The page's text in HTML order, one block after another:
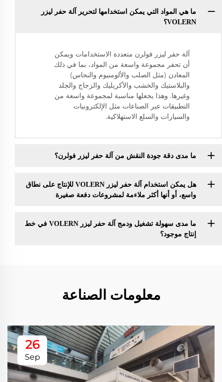
ما هي المواد التي يمكن استخدامها لتحرير آلة حفر ليزر
VOLERN؟
آلة حفر ليزر فولرن متعددة الاستخدامات ويمكن
أن تحفر مجموعة واسعة من المواد، بما في ذلك
المعادن (مثل الصلب والألومنيوم والنحاس)
والبلاستيك والخشب والأكريليك والزجاج والجلد
وغيرها. وهذا يجعلها مناسبة لمجموعة واسعة من
التطبيقات عبر الصناعات مثل الإلكترونيات
والسيارات والسلع الاستهلاكية.
ما مدى دقة جودة النقش من آلة حفر ليزر فولرن؟
هل يمكن استخدام آلة حفر ليزر VOLERN للإنتاج على نطاق
واسع، أو أنها أكثر ملاءمة لمشروعات دفعة صغيرة
ما مدى سهولة تشغيل ودمج آلة حفر ليزر VOLERN في خط
إنتاج موجود؟
معلومات الصناعة
26
Sep